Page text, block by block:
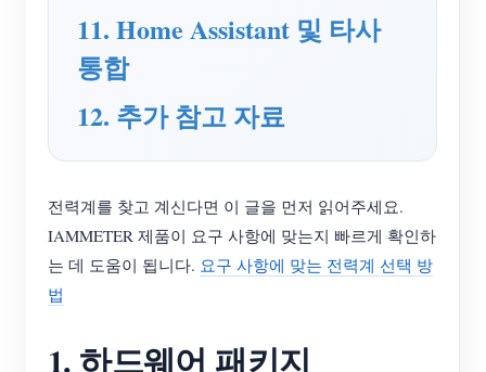
블로그
포럼
App Store
사이트 탐색
11. Home Assistant 및 타사
통합
12. 추가 참고 자료
전력계를 찾고 계신다면 이 글을 먼저 읽어주세요.
IAMMETER 제품이 요구 사항에 맞는지 빠르게 확인하
는 데 도움이 됩니다. 요구 사항에 맞는 전력계 선택 방
법
1. 하드웨어 패키지